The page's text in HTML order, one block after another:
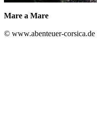
Mare a Mare
© www.abenteuer-corsica.de